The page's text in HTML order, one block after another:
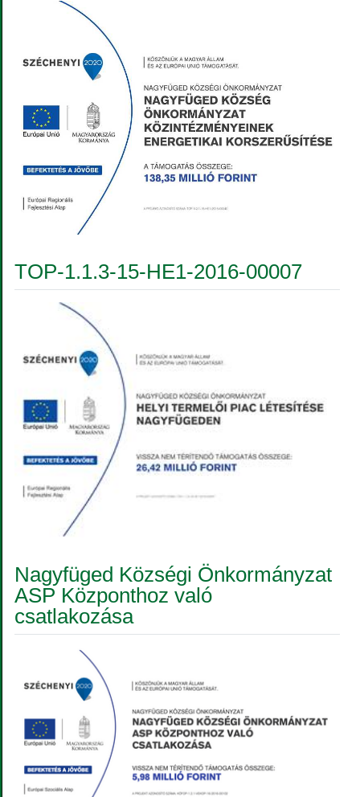
TOP-1.1.3-15-HE1-2016-00007
Nagyfüged Községi Önkormányzat
ASP Központhoz való
csatlakozása